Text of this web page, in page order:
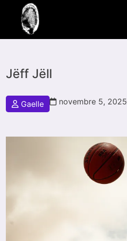
Tshiela Gaelle
Jëff Jëll
Gaelle novembre 5, 2025